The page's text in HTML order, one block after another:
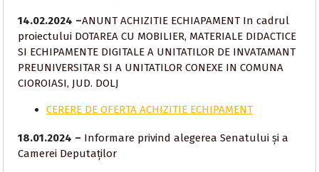
14.02.2024 –ANUNT ACHIZITIE ECHIAPAMENT In cadrul
proiectului DOTAREA CU MOBILIER, MATERIALE DIDACTICE
SI ECHIPAMENTE DIGITALE A UNITATILOR DE INVATAMANT
PREUNIVERSITAR SI A UNITATILOR CONEXE IN COMUNA
CIOROIASI, JUD. DOLJ
CERERE DE OFERTA ACHIZITIE ECHIPAMENT
18.01.2024 – Informare privind alegerea Senatului și a
Camerei Deputaților